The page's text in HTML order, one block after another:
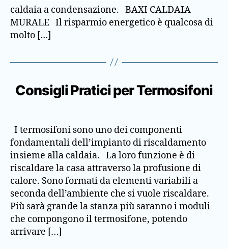
caldaia a condensazione. BAXI CALDAIA
MURALE Il risparmio energetico è qualcosa di
molto […]
Consigli Pratici per Termosifoni
I termosifoni sono uno dei componenti
fondamentali dell’impianto di riscaldamento
insieme alla caldaia. La loro funzione è di
riscaldare la casa attraverso la profusione di
calore. Sono formati da elementi variabili a
seconda dell’ambiente che si vuole riscaldare.
Più sarà grande la stanza più saranno i moduli
che compongono il termosifone, potendo
arrivare […]